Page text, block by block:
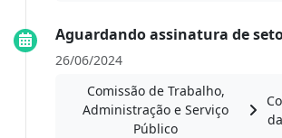
Aguardando assinatura de
26/06/2024
Comissão de Trabalho,
Administração e Serviço
Público